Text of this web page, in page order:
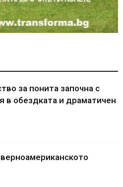
за понита започна с
в обездката и драматичен